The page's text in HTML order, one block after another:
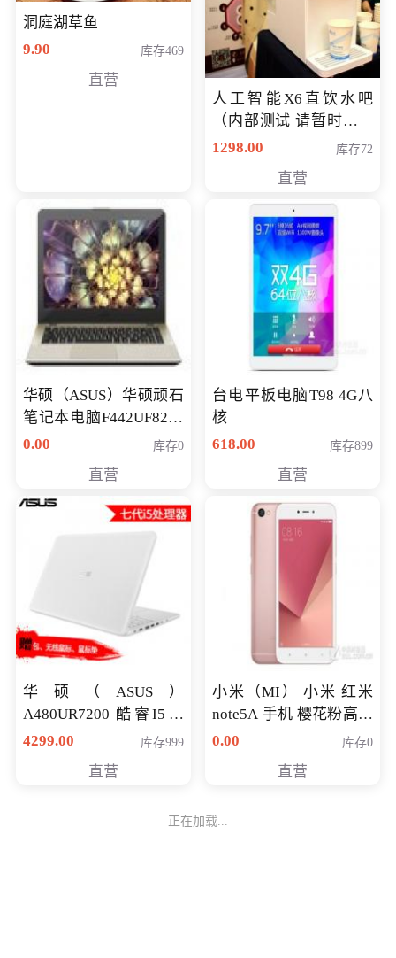
洞庭湖草鱼
9.90
库存469
直营
人工智能X6直饮水吧
（内部测试 请暂时不要
购买）
1298.00 库存72
直营
华硕（ASUS）华硕顽石
笔记本电脑F442UF8250
八代独显轻薄办公商务
0.00 库存0
直营
台电平板电脑T98 4G八
核
618.00
库存899
直营
华硕（ASUS）
A480UR7200 酷睿I5超
薄学生办公游戏独显笔
NV930-2G独
4299.00 库存999
直营
小米（MI） 小米 红米
note5A 手机 樱花粉高配
版 全网通(3G+32G)
0.00 库存0
直营
正在加载...